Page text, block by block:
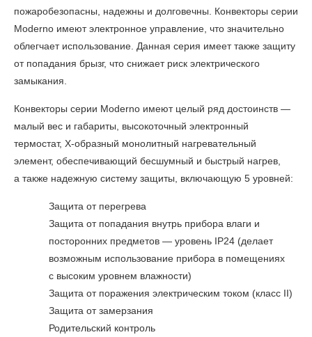
пожаробезопасны, надежны и долговечны. Конвекторы серии
Moderno имеют электронное управление, что значительно
облегчает использование. Данная серия имеет также защиту
от попадания брызг, что снижает риск электрического
замыкания.
Конвекторы серии Moderno имеют целый ряд достоинств —
малый вес и габариты, высокоточный электронный
термостат, Х-образный монолитный нагревательный
элемент, обеспечивающий бесшумный и быстрый нагрев,
а также надежную систему защиты, включающую 5 уровней:
Защита от перегрева
Защита от попадания внутрь прибора влаги и
посторонних предметов — уровень IP24 (делает
возможным использование прибора в помещениях
с высоким уровнем влажности)
Защита от поражения электрическим током (класс II)
Защита от замерзания
Родительский контроль